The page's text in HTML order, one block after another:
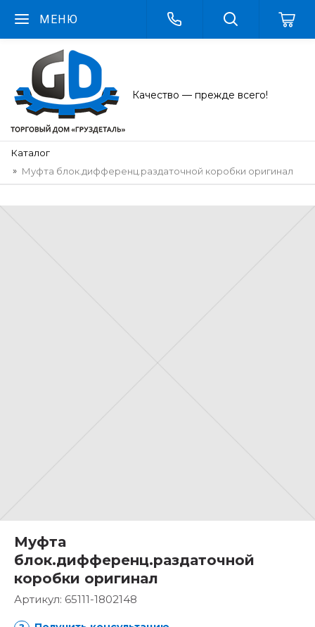
МЕНЮ
Качество — прежде всего!
Каталог
Муфта блок.дифференц.раздаточной коробки оригинал
Муфта
блок.дифференц.раздаточной
коробки оригинал
Артикул: 65111-1802148